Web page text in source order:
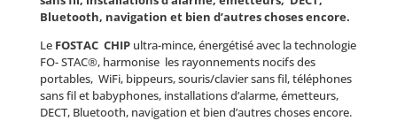
Bluetooth, navigation et bien d’autres choses encore.
Le FOSTAC CHIP ultra-mince, énergétisé avec la technologie
FO- STAC®, harmonise les rayonnements nocifs des
portables, WiFi, bippeurs, souris/clavier sans fil, téléphones
sans fil et babyphones, installations d’alarme, émetteurs,
DECT, Bluetooth, navigation et bien d’autres choses encore.